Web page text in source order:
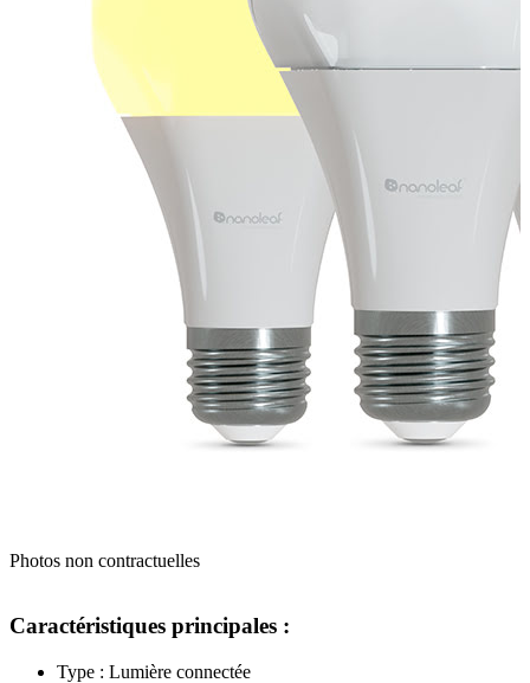
Photos non contractuelles
Caractéristiques principales :
Type : Lumière connectée